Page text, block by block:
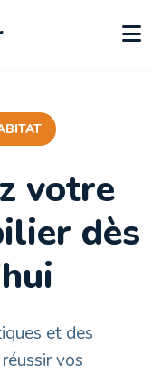
votre
dès
et des
vos